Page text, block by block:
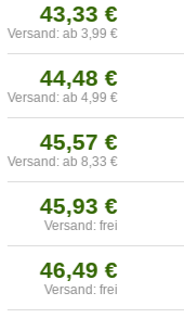
43,33 €
Versand: ab 3,99 €
44,48 €
Versand: ab 4,99 €
45,57 €
Versand: ab 8,33 €
45,93 €
Versand: frei
46,49 €
Versand: frei